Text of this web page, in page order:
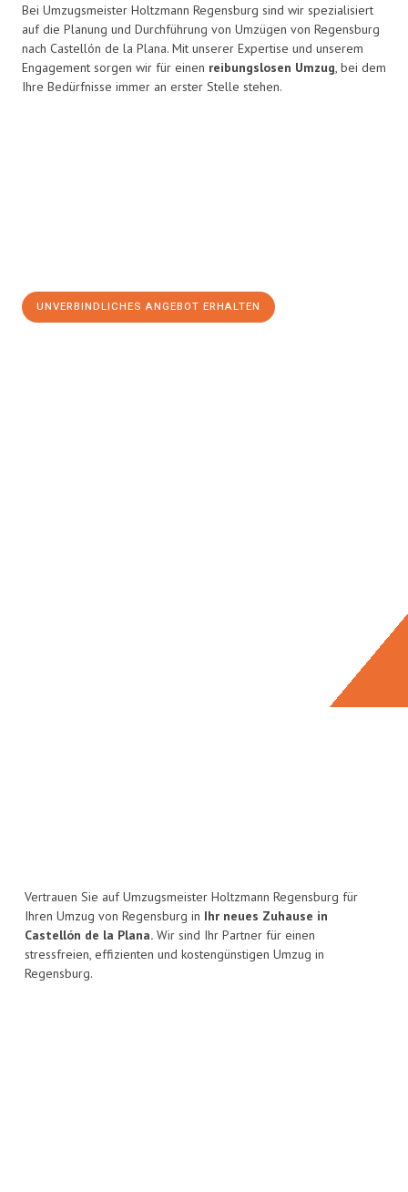
Bei Umzugsmeister Holtzmann Regensburg sind wir spezialisiert
auf die Planung und Durchführung von Umzügen von Regensburg
nach Castellón de la Plana. Mit unserer Expertise und unserem
Engagement sorgen wir für einen reibungslosen Umzug, bei dem
Ihre Bedürfnisse immer an erster Stelle stehen.
UNVERBINDLICHES ANGEBOT ERHALTEN
Vertrauen Sie auf Umzugsmeister Holtzmann Regensburg für
Ihren Umzug von Regensburg in Ihr neues Zuhause in
Castellón de la Plana. Wir sind Ihr Partner für einen
stressfreien, effizienten und kostengünstigen Umzug in
Regensburg.